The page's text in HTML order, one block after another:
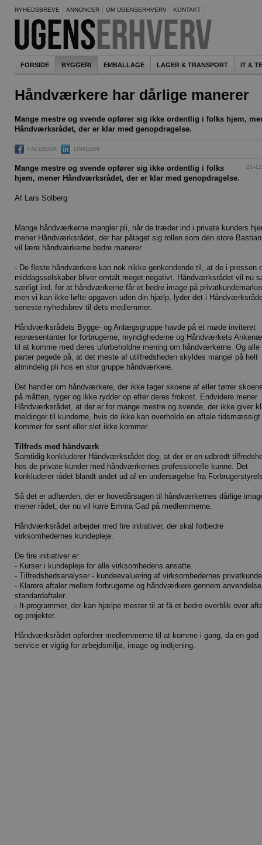
NYHEDSBREVE ANNONCER OM UGENSERHVERV KONTAKT
FORSIDE BYGGERI EMBALLAGE LAGER & TRANSPORT IT &
Håndværkere har dårlige manerer
Mange mestre og svende opfører sig ikke ordentlig i folks hjem,
Håndværksrådet, der er klar med genopdragelse.
FACEBOOK LINKEDIN
21-
Mange mestre og svende opfører sig ikke ordentlig i folks
hjem, mener Håndværksrådet, der er klar med genopdragelse.
Af Lars Solberg
Mange håndværkerne mangler pli, når de træder ind i private kunders
mener Håndværksrådet, der har påtaget sig rollen som den store
vil lære håndværkerne bedre manerer.
- De fleste håndværkere kan nok nikke genkendende til, at de i pressen
middagsselskaber bliver omtalt meget negativt. Håndværksrådet vil nu
særligt ind, for at håndværkerne får et bedre image på
men vi kan ikke løfte opgaven uden din hjælp, lyder det i
seneste nyhedsbrev til dets medlemmer.
Håndværksrådets Bygge- og Anlægsgruppe havde på et møde inviteret
repræsentanter for forbrugerne, myndighederne og Håndværkets
til at komme med deres uforbeholdne mening om håndværkerne. Og alle
parter pegede på, at det meste af utilfredsheden skyldes mangel på helt
almindelig pli hos en stor gruppe håndværkere.
Det handler om håndværkere, der ikke tager skoene af eller tørrer
på måtten, ryger og ikke rydder op efter deres frokost. Endvidere mener
Håndværksrådet, at der er for mange mestre og svende, der ikke giver
meldinger til kunderne, hvis de ikke kan overholde en aftale tidsmæssigt
kommer for sent eller slet ikke kommer.
Tilfreds med håndværk
Samtidig konkluderer Håndværksrådet dog, at der er en udbredt
hos de private kunder med håndværkernes professionelle kunne. Det
konkluderer rådet blandt andet ud af en undersøgelse fra
Så det er adfærden, der er hovedårsagen til håndværkernes dårlige
mener rådet, der nu vil køre Emma Gad på medlemmerne.
Håndværksrådet arbejder med fire initiativer, der skal forbedre
virksomhedernes kundepleje.
De fire initiativer er:
- Kurser i kundepleje for alle virksomhedens ansatte.
- Tilfredshedsanalyser - kundeevaluering af virksomhedernes
- Klarere aftaler mellem forbrugerne og håndværkere gennem
standardaftaler
- It-programmer, der kan hjælpe mester til at få et bedre overblik over
og projekter.
Håndværksrådet opfordrer medlemmerne til at komme i gang, da en god
service er vigtig for arbejdsmiljø, image og indtjening.